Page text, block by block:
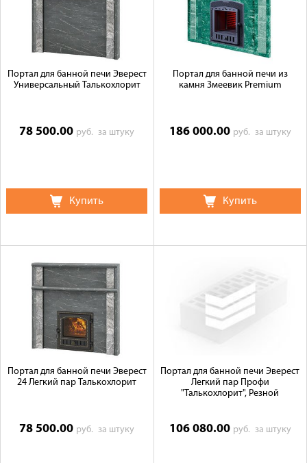
Портал для банной печи Эверест
Универсальный Талькохлорит
78 500.00 руб.за штуку
Купить
Портал для банной печи из
камня Змеевик Premium
186 000.00 руб. за штуку
Купить
Портал для банной печи Эверест
24 Легкий пар Талькохлорит
78 500.00 руб.за штуку
Портал для банной печи Эверест
Легкий пар Профи
"Талькохлорит", Резной
106 080.00 руб. за штуку